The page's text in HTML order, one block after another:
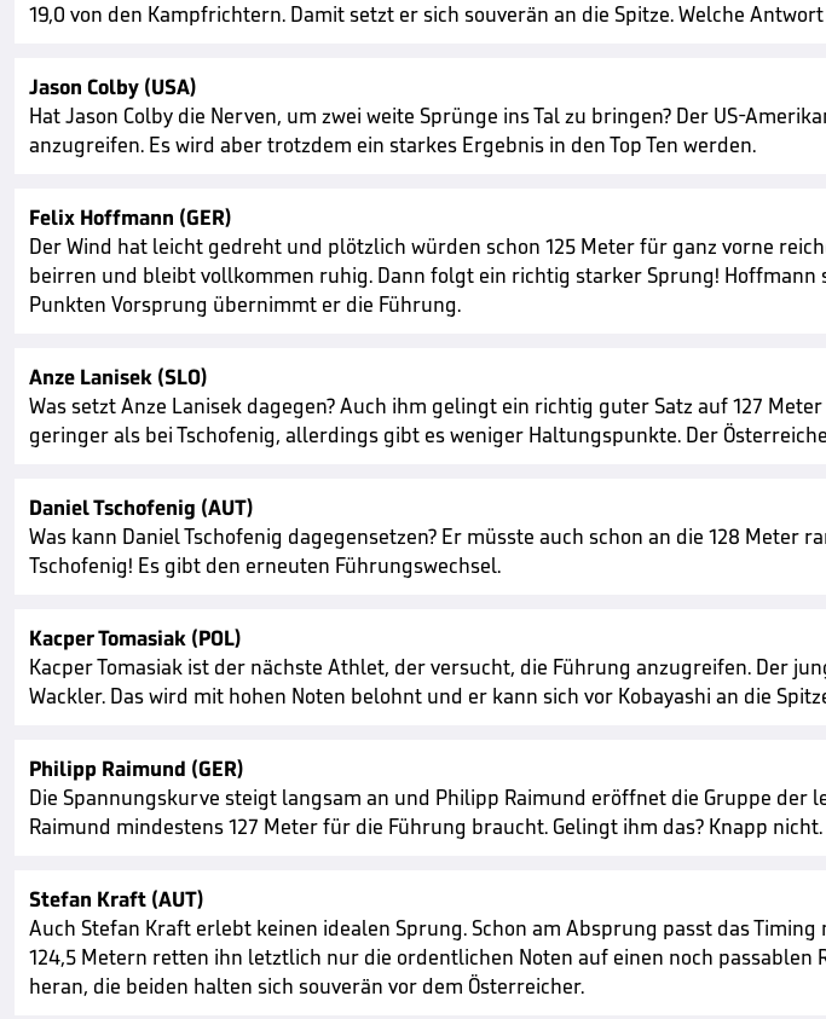
19,0 von den Kampfrichtern. Damit setzt er sich souverän an die Spitze. Welche
Jason Colby (USA)
Hat Jason Colby die Nerven, um zwei weite Sprünge ins Tal zu bringen? Der US-
anzugreifen. Es wird aber trotzdem ein starkes Ergebnis in den Top Ten werden.
Felix Hoffmann (GER)
Der Wind hat leicht gedreht und plötzlich würden schon 125 Meter für ganz vorne
beirren und bleibt vollkommen ruhig. Dann folgt ein richtig starker Sprung!
Punkten Vorsprung übernimmt er die Führung.
Anze Lanisek (SLO)
Was setzt Anze Lanisek dagegen? Auch ihm gelingt ein richtig guter Satz auf 127
geringer als bei Tschofenig, allerdings gibt es weniger Haltungspunkte. Der
Daniel Tschofenig (AUT)
Was kann Daniel Tschofenig dagegensetzen? Er müsste auch schon an die 128
Tschofenig! Es gibt den erneuten Führungswechsel.
Kacper Tomasiak (POL)
Kacper Tomasiak ist der nächste Athlet, der versucht, die Führung anzugreifen. Der
Wackler. Das wird mit hohen Noten belohnt und er kann sich vor Kobayashi an die
Philipp Raimund (GER)
Die Spannungskurve steigt langsam an und Philipp Raimund eröffnet die Gruppe der
Raimund mindestens 127 Meter für die Führung braucht. Gelingt ihm das? Knapp
Stefan Kraft (AUT)
Auch Stefan Kraft erlebt keinen idealen Sprung. Schon am Absprung passt das
124,5 Metern retten ihn letztlich nur die ordentlichen Noten auf einen noch
heran, die beiden halten sich souverän vor dem Österreicher.